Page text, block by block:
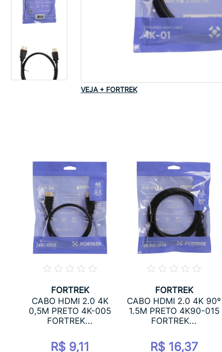
VEJA + FORTREK
FORTREK
CABO HDMI 2.0 4K
0,5M PRETO 4K-005
FORTREK...
R$ 9,11
FORTREK
CABO HDMI 2.0 4K 90º
1.5M PRETO 4K90-015
FORTREK...
R$ 16,37